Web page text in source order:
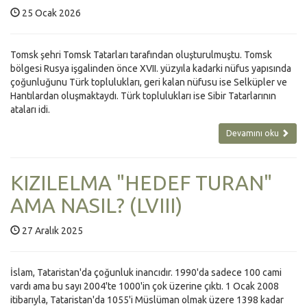
25 Ocak 2026
Tomsk şehri Tomsk Tatarları tarafından oluşturulmuştu. Tomsk
bölgesi Rusya işgalinden önce XVII. yüzyıla kadarki nüfus yapısında
çoğunluğunu Türk toplulukları, geri kalan nüfusu ise Selküpler ve
Hantılardan oluşmaktaydı. Türk toplulukları ise Sibir Tatarlarının
ataları idi.
Devamını oku
KIZILELMA "HEDEF TURAN"
AMA NASIL? (LVIII)
27 Aralık 2025
İslam, Tataristan'da çoğunluk inancıdır. 1990'da sadece 100 cami
vardı ama bu sayı 2004'te 1000'in çok üzerine çıktı. 1 Ocak 2008
itibarıyla, Tataristan'da 1055'i Müslüman olmak üzere 1398 kadar